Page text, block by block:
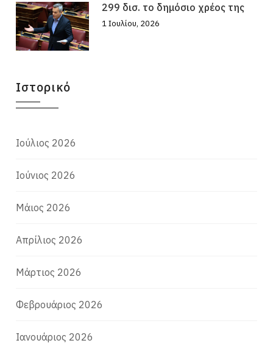
299 δισ. το δημόσιο χρέος της
1 Ιουλίου, 2026
Ιστορικό
Ιούλιος 2026
Ιούνιος 2026
Μάιος 2026
Απρίλιος 2026
Μάρτιος 2026
Φεβρουάριος 2026
Ιανουάριος 2026